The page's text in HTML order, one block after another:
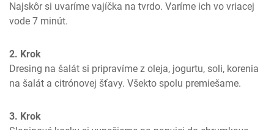
Najskôr si uvaríme vajíčka na tvrdo. Varíme ich vo vriacej
vode 7 minút.
2. Krok
Dresing na šalát si pripravíme z oleja, jogurtu, soli, korenia
na šalát a citrónovej šťavy. Všekto spolu premiešame.
3. Krok